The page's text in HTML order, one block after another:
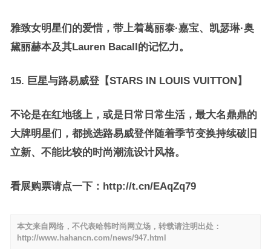
雅致女明星们的爱惜，带上着葛丽泰·嘉宝、凯瑟琳·奥
黛丽赫本及其Lauren Bacall的记忆力。
15. 巨星与路易威登【STARS IN LOUIS VUITTON】
不论是在红地毯上，或是日常日常生活，最大名鼎鼎的
大牌明星们，都挑选路易威登伴随着季节变换持续破旧
立新、不能比较的时尚潮流设计风格。
看展购票请点一下：http://t.cn/EAqZq79
本文来自网络，不代表哈韩时尚网立场，转载请注明出处：
http://www.hahancn.com/news/947.html